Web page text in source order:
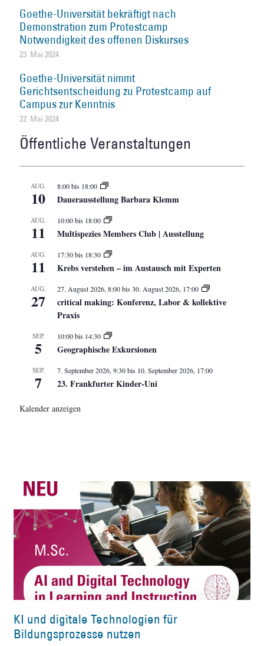
Goethe-Universität bekräftigt nach
Demonstration zum Protestcamp
Notwendigkeit des offenen Diskurses
23. Mai 2024
Goethe-Universität nimmt
Gerichtsentscheidung zu Protestcamp auf
Campus zur Kenntnis
22. Mai 2024
Öffentliche Veranstaltungen
AUG.
10
8:00bis 18:00
Dauerausstellung Barbara Klemm
AUG.
11
10:00bis 18:00
Multispezies Members Club | Ausstellung
AUG.
11
17:30bis 18:30
Krebs verstehen – im Austausch mit Experten
AUG.
27
27. August 2026, 8:00bis30. August 2026, 17:00
critical making: Konferenz, Labor & kollektive
Praxis
SEP.
5
10:00bis 14:30
Geographische Exkursionen
SEP.
7
7. September 2026, 9:30bis 10. September 2026, 17:00
23. Frankfurter Kinder-Uni
Kalender anzeigen
KI und digitale Technologien für
Bildungsprozesse nutzen